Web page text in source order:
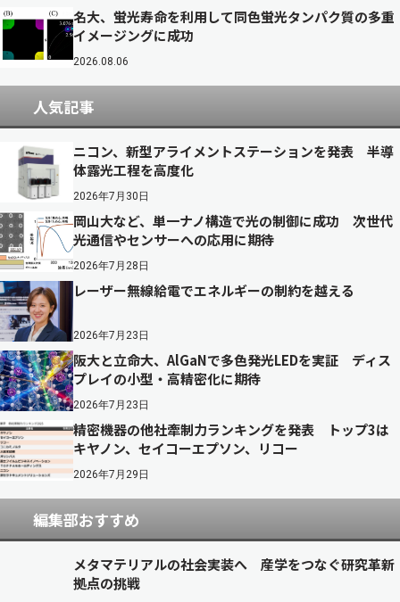
名大、蛍光寿命を利用して同色蛍光タンパク質の多重
イメージングに成功
2026.08.06
人気記事
ニコン、新型アライメントステーションを発表 半導
体露光工程を高度化
2026年7月30日
岡山大など、単一ナノ構造で光の制御に成功 次世代
光通信やセンサーへの応用に期待
2026年7月28日
レーザー無線給電でエネルギーの制約を越える
2026年7月23日
阪大と立命大、AlGaNで多色発光LEDを実証 ディス
プレイの小型・高精密化に期待
2026年7月23日
精密機器の他社牽制力ランキングを発表 トップ3は
キヤノン、セイコーエプソン、リコー
2026年7月29日
編集部おすすめ
メタマテリアルの社会実装へ 産学をつなぐ研究革新
拠点の挑戦